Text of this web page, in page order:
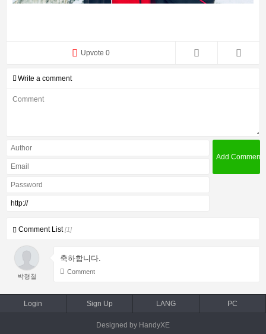
Upvote 0
Write a comment
Comment List[1]
박형철
축하합니다.
Comment
Login Sign Up LANG PC
Designed by HandyXE